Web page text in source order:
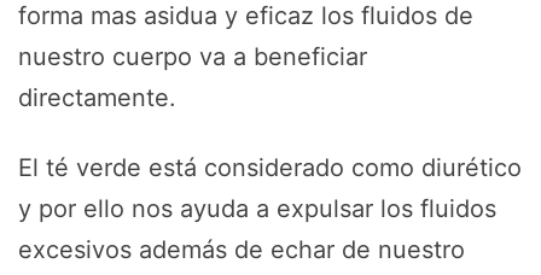
forma mas asidua y eficaz los fluidos de
nuestro cuerpo va a beneficiar
directamente.
El té verde está considerado como diurético
y por ello nos ayuda a expulsar los fluidos
excesivos además de echar de nuestro